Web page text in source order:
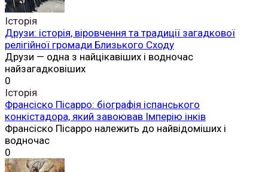
Історія
Друзи: історія, віровчення та традиції загадкової
релігійної громади Близького Сходу
Друзи — одна з найцікавіших і водночас
найзагадковіших
0
Історія
Франсіско Пісарро: біографія іспанського
конкістадора, який завоював Імперію інків
Франсіско Пісарро належить до найвідоміших і
водночас
0